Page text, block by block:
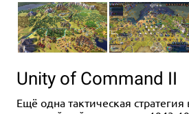
Unity of Command II
Ещё одна тактическая стратегия